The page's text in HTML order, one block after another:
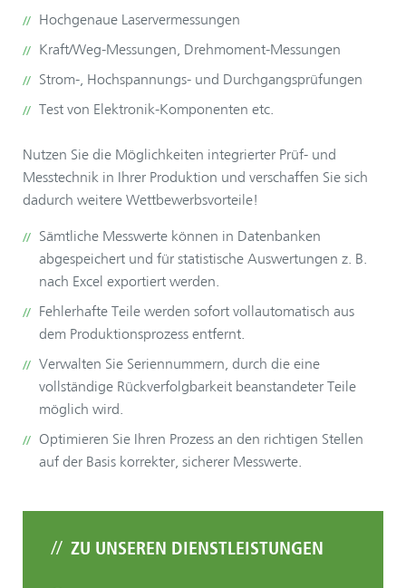
Hochgenaue Laservermessungen
Kraft/Weg-Messungen, Drehmoment-Messungen
Strom-, Hochspannungs- und Durchgangsprüfungen
Test von Elektronik-Komponenten etc.
Nutzen Sie die Möglichkeiten integrierter Prüf- und
Messtechnik in Ihrer Produktion und verschaffen Sie sich
dadurch weitere Wettbewerbsvorteile!
Sämtliche Messwerte können in Datenbanken
abgespeichert und für statistische Auswertungen z. B.
nach Excel exportiert werden.
Fehlerhafte Teile werden sofort vollautomatisch aus
dem Produktionsprozess entfernt.
Verwalten Sie Seriennummern, durch die eine
vollständige Rückverfolgbarkeit beanstandeter Teile
möglich wird.
Optimieren Sie Ihren Prozess an den richtigen Stellen
auf der Basis korrekter, sicherer Messwerte.
ZU UNSEREN DIENSTLEISTUNGEN